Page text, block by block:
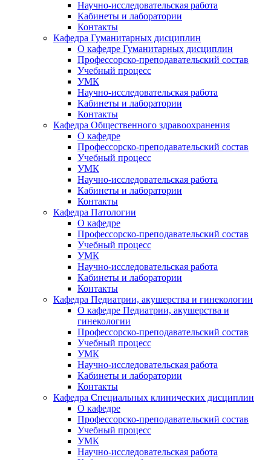
Научно-исследовательская работа
Кабинеты и лаборатории
Контакты
Кафедра Гуманитарных дисциплин
О кафедре Гуманитарных дисциплин
Профессорско-преподавательский состав
Учебный процесс
УМК
Научно-исследовательская работа
Кабинеты и лаборатории
Контакты
Кафедра Общественного здравоохранения
О кафедре
Профессорско-преподавательский состав
Учебный процесс
УМК
Научно-исследовательская работа
Кабинеты и лаборатории
Контакты
Кафедра Патологии
О кафедре
Профессорско-преподавательский состав
Учебный процесс
УМК
Научно-исследовательская работа
Кабинеты и лаборатории
Контакты
Кафедра Педиатрии, акушерства и гинекологии
О кафедре Педиатрии, акушерства и
гинекологии
Профессорско-преподавательский состав
Учебный процесс
УМК
Научно-исследовательская работа
Кабинеты и лаборатории
Контакты
Кафедра Специальных клинических дисциплин
О кафедре
Профессорско-преподавательский состав
Учебный процесс
УМК
Научно-исследовательская работа